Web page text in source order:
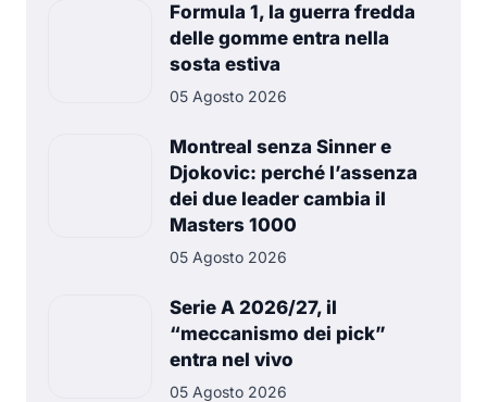
Formula 1, la guerra fredda
delle gomme entra nella
sosta estiva
05 Agosto 2026
Montreal senza Sinner e
Djokovic: perché l’assenza
dei due leader cambia il
Masters 1000
05 Agosto 2026
Serie A 2026/27, il
“meccanismo dei pick”
entra nel vivo
05 Agosto 2026